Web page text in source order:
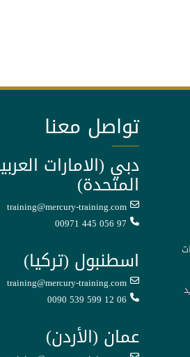
تواصل معنا
دبي (الامارات
المتحدة)
training@mercury-training.com
00971 445 056 97
اسطنبول (تركيا)
training@mercury-training.com
0090 539 599 12 06
عمان (الأردن)